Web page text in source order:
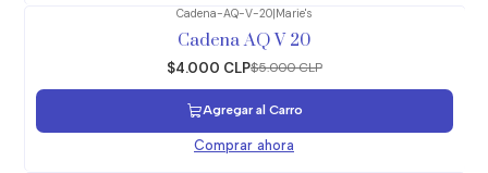
Cadena-AQ-V-20|Marie's
Cadena AQ V 20
$4.000 CLP$5.000 CLP
Agregar al Carro
Comprar ahora